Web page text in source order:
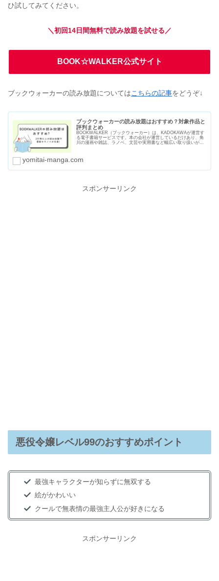
ひ試してみてください。
＼初回14日間無料で読み放題を試せる／
BOOK☆WALKER公式サイト
ブックウォーカーの読み放題についてはこちらの記事をどうぞ↓
ブックウォーカーの読み放題はおすすめ？対象作品と
評判まとめ
BOOKWALKER（ブックウォーカー）は、KADOKAWAが運営す
る電子書籍サービスです。本の会社が運営しているだけあり、角
川の漫画や雑誌、ラノベ、文芸や実用書など幅広い取り扱いがあ
yomitai-manga.com
スポンサーリンク
悪役令嬢レベル99のおすすめポイント
最強キャラクターが知らずに無双する
絵がかわいい
クールで無表情の最強主人公が好きになる
スポンサーリンク